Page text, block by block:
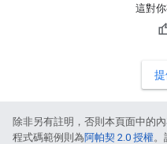
這對
除非另有註明，否則本頁面中的
程式碼範例則為阿帕契 2.0 授權。